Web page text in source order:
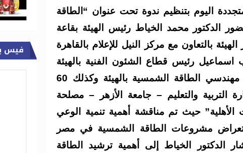
اليوم بتنظيم ندوة تحت عنوان “الطاقة
الدكتور محمد الخياط رئيس الهيئة بقاعة
بالتعاون مع مركز النيل للإعلام بالقاهرة
رئيس قطاع الشئون الفنية بالهيئة
امجد الحويحي كبير مهندسي الطاقة الشمسية بالهيئة وكذلك 60
والتعليم – جامعة الأزهر – مصلحة
الأهلية” حيث تم مناقشة أهمية تنمية الوعي
مشروعات الطاقة الشمسية في مصر
الدكتور الخياط إلى أهمية ترشيد الطاقة
فيس